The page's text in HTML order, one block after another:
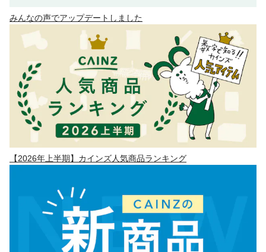
みんなの声でアップデートしました
【2026年上半期】カインズ人気商品ランキング